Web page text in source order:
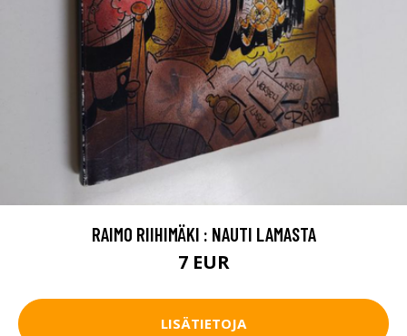
RAIMO RIIHIMÄKI : NAUTI LAMASTA
7 EUR
LISÄTIETOJA